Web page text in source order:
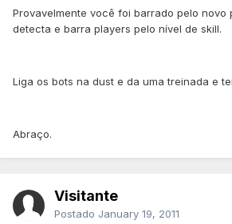
Provavelmente você foi barrado pelo novo
detecta e barra players pelo nível de skill.
Liga os bots na dust e da uma treinada e
Abraço.
Visitante
Postado January 19, 2011